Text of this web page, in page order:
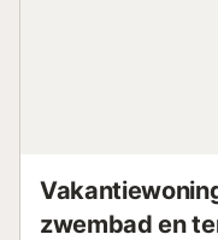
zwembad en